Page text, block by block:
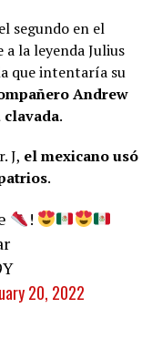
segundo en el
la leyenda Julius
que intentaría su
Andrew
clavada.
J, el mexicano usó
.
!
20, 2022